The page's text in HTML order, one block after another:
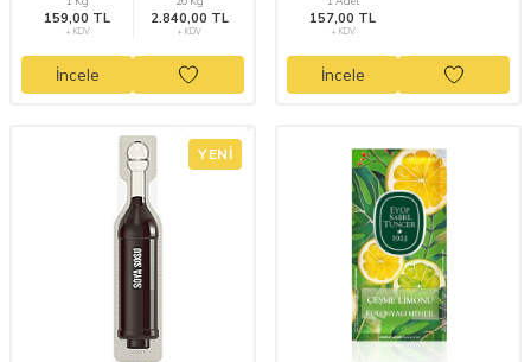
159,00 TL
+ KDV
2.840,00 TL
+ KDV
İncele
157,00 TL
+ KDV
İncele
YENI